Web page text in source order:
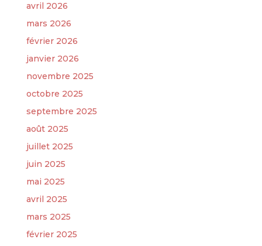
avril 2026
mars 2026
février 2026
janvier 2026
novembre 2025
octobre 2025
septembre 2025
août 2025
juillet 2025
juin 2025
mai 2025
avril 2025
mars 2025
février 2025